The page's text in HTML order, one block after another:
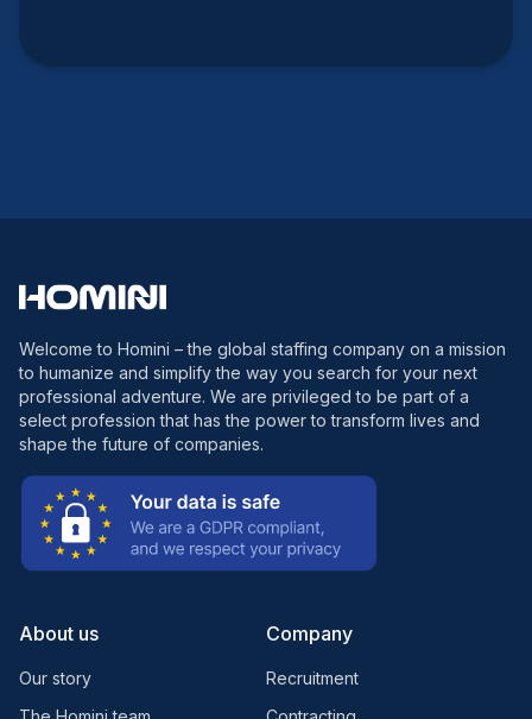
Welcome to Homini – the global staffing company on a mission
to humanize and simplify the way you search for your next
professional adventure. We are privileged to be part of a
select profession that has the power to transform lives and
shape the future of companies.
About us
Our story
Company
Recruitment